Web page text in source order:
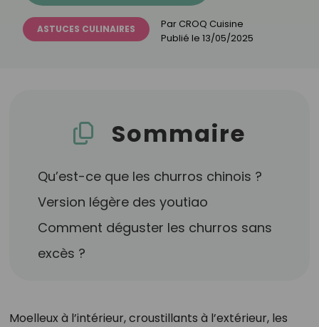
ASTUCES CULINAIRES Par CROQ Cuisine
Publié le 13/05/2025
Sommaire
Qu’est-ce que les churros chinois ?
Version légère des youtiao
Comment déguster les churros sans
excès ?
Moelleux à l’intérieur, croustillants à l’extérieur, les